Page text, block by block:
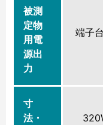
被測
定物
用電
源出
力
端子
寸
法・